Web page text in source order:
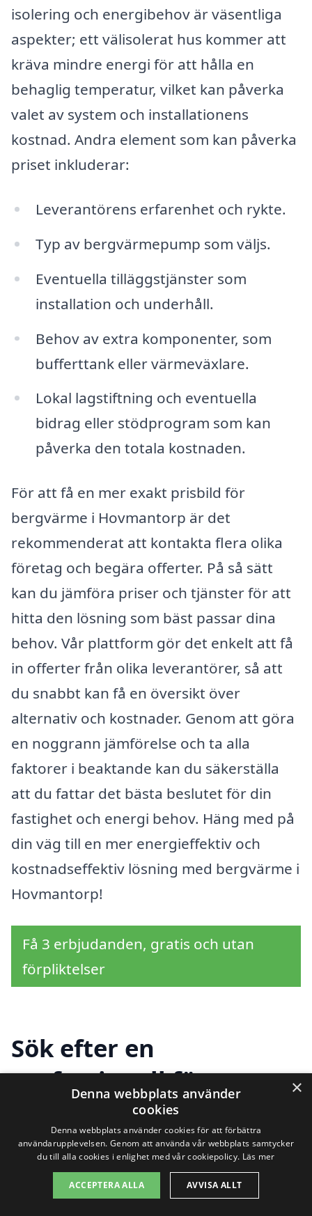
isolering och energibehov är väsentliga
aspekter; ett välisolerat hus kommer att
kräva mindre energi för att hålla en
behaglig temperatur, vilket kan påverka
valet av system och installationens
kostnad. Andra element som kan påverka
priset inkluderar:
Leverantörens erfarenhet och rykte.
Typ av bergvärmepump som väljs.
Eventuella tilläggstjänster som
installation och underhåll.
Behov av extra komponenter, som
bufferttank eller värmeväxlare.
Lokal lagstiftning och eventuella
bidrag eller stödprogram som kan
påverka den totala kostnaden.
För att få en mer exakt prisbild för
bergvärme i Hovmantorp är det
rekommenderat att kontakta flera olika
företag och begära offerter. På så sätt
kan du jämföra priser och tjänster för att
hitta den lösning som bäst passar dina
behov. Vår plattform gör det enkelt att få
in offerter från olika leverantörer, så att
du snabbt kan få en översikt över
alternativ och kostnader. Genom att göra
en noggrann jämförelse och ta alla
faktorer i beaktande kan du säkerställa
att du fattar det bästa beslutet för din
fastighet och energi behov. Häng med på
din väg till en mer energieffektiv och
kostnadseffektiv lösning med bergvärme i
Hovmantorp!
Få 3 erbjudanden, gratis och utan
förpliktelser
Sök efter en
professionell för
bergvärme i andra
städer nära
Hovmantorp
×
Denna webbplats använder
cookies
Denna webbplats använder cookies för att förbättra
användarupplevelsen. Genom att använda vår webbplats samtycker
du till alla cookies i enlighet med vår cookiepolicy. Läs mer
ACCEPTERA ALLA AVVISA ALLT